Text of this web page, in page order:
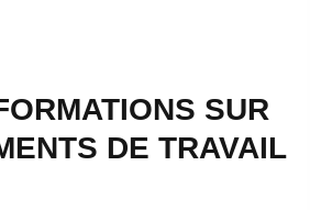
SUR
DE TRAVAIL